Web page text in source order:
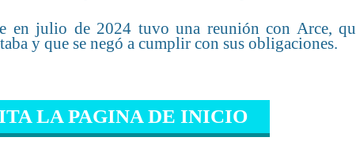
en julio de 2024 tuvo una reunión con Arce,
y que se negó a cumplir con sus obligaciones.
LA PAGINA DE INICIO